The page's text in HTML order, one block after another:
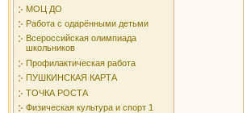
МОЦ ДО
Работа с одарёнными детьми
Всероссийская олимпиада
школьников
Профилактическая работа
ПУШКИНСКАЯ КАРТА
ТОЧКА РОСТА
Физическая культура и спорт 1